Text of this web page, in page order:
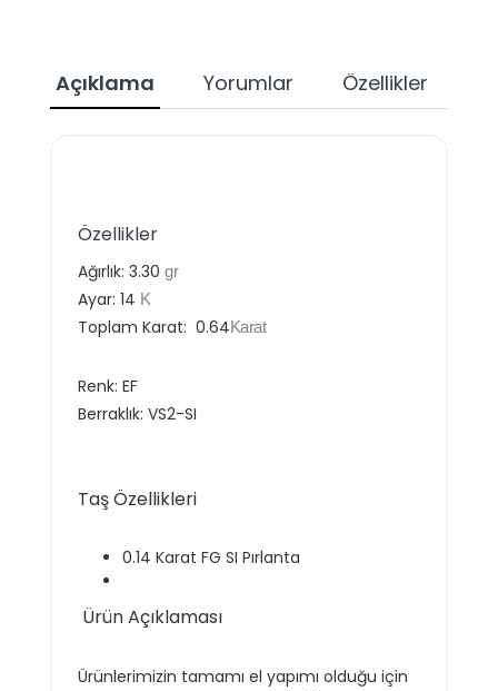
Açıklama Yorumlar Özellikler
Özellikler
Ağırlık: 3.30 gr
Ayar: 14 K
Toplam Karat: 0.64Karat
Renk: EF
Berraklık: VS2-SI
Taş Özellikleri
0.14 Karat FG SI Pırlanta
Ürün Açıklaması
Ürünlerimizin tamamı el yapımı olduğu için